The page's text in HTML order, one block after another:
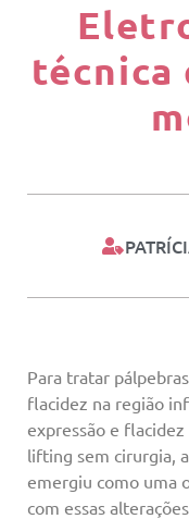
técnica
Para tratar
flacidez na região
expressão e
lifting sem cirurgia,
emergiu como uma
com essas